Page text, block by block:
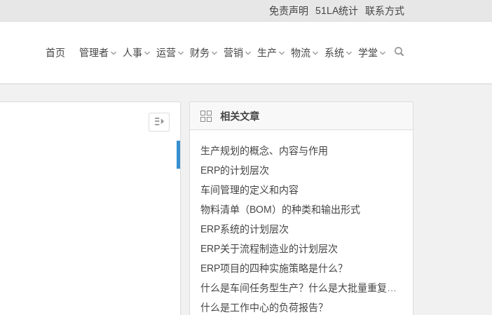
免责声明 51LA统计 联系方式
首页 管理者 人事 运营 财务 营销 生产 物流 系统 学堂
相关文章
生产规划的概念、内容与作用
ERP的计划层次
车间管理的定义和内容
物料清单（BOM）的种类和输出形式
ERP系统的计划层次
ERP关于流程制造业的计划层次
ERP项目的四种实施策略是什么？
什么是工作中心的负荷报告？